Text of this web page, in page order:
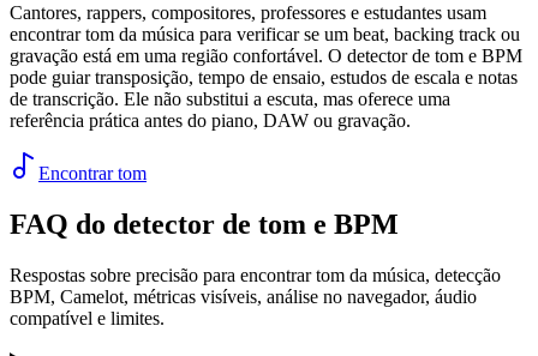
Cantores, rappers, compositores, professores e estudantes usam
encontrar tom da música para verificar se um beat, backing track ou
gravação está em uma região confortável. O detector de tom e BPM
pode guiar transposição, tempo de ensaio, estudos de escala e notas
de transcrição. Ele não substitui a escuta, mas oferece uma
referência prática antes do piano, DAW ou gravação.
Encontrar tom
FAQ do detector de tom e BPM
Respostas sobre precisão para encontrar tom da música, detecção
BPM, Camelot, métricas visíveis, análise no navegador, áudio
compatível e limites.